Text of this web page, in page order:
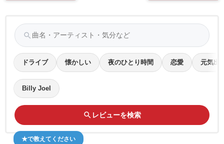
search
ドライブ 懐かしい 夜のひとり時間 恋愛 元気出
Billy Joel
search レビューを検索
★で教えてください